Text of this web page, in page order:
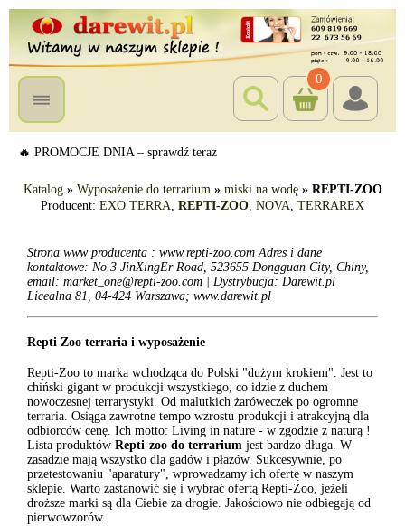
0
🔥 PROMOCJE DNIA – sprawdź teraz
Katalog » Wyposażenie do terrarium » miski na wodę » REPTI-ZOO
Producent: EXO TERRA, REPTI-ZOO, NOVA, TERRAREX
Strona www producenta : www.repti-zoo.com Adres i dane
kontaktowe: No.3 JinXingEr Road, 523655 Dongguan City, Chiny,
email: market_one@repti-zoo.com | Dystrybucja: Darewit.pl
Licealna 81, 04-424 Warszawa; www.darewit.pl
Repti Zoo terraria i wyposażenie
Repti-Zoo to marka wchodząca do Polski "dużym krokiem". Jest to
chiński gigant w produkcji wszystkiego, co idzie z duchem
nowoczesnej terrarystyki. Od malutkich żaróweczek po ogromne
terraria. Osiąga zawrotne tempo wzrostu produkcji i atrakcyjną dla
odbiorców cenę. Ich motto: Living in nature - w zgodzie z naturą !
Lista produktów Repti-zoo do terrarium jest bardzo długa. W
zasadzie mają wszystko dla gadów i płazów. Sukcesywnie, po
przetestowaniu "aparatury", wprowadzamy ich ofertę w naszym
sklepie. Warto zastanowić się i wybrać ofertą Repti-Zoo, jeżeli
droższe marki są dla Ciebie za drogie. Jakościowo nie odbiegają od
pierwowzorów.